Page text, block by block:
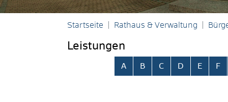
Startseite Rathaus & Verwaltung
Leistungen
Alphabetisches Register
A B C D E F